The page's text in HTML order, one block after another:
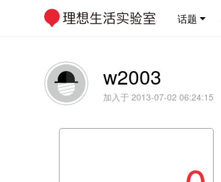
话题
w2003
加入于 2013-07-02 06:24:15